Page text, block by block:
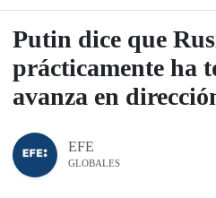
Putin dice que
prácticamente ha
avanza en
EFE
GLOBALES